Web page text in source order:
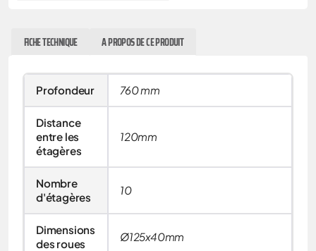
FICHE TECHNIQUE A PROPOS DE CE PRODUIT
Profondeur 760 mm
Distance
entre les
étagères
120mm
Nombre
d'étagères
10
Dimensions
des roues
Ø125x40mm